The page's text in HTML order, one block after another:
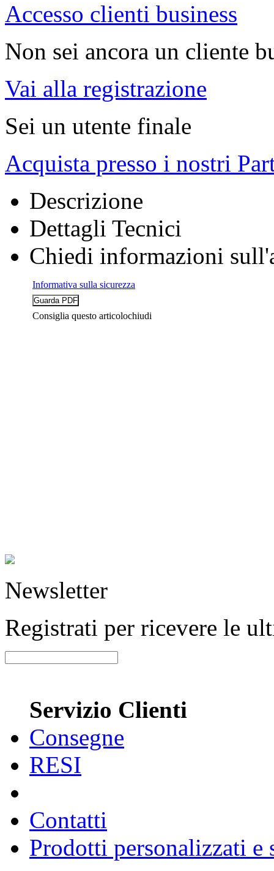
Accesso clienti business
Non sei ancora un cliente
Vai alla registrazione
Sei un utente finale
Acquista presso i nostri
Descrizione
Dettagli Tecnici
Chiedi informazioni
Informativa sulla sicurezza
Consiglia questo articolochiudi
Newsletter
Registrati per ricevere le
Servizio Clienti
Consegne
RESI
Contatti
Prodotti personalizzati e